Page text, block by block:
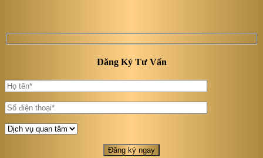
Đăng Ký Tư Vấn